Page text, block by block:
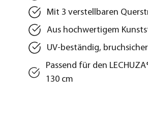
Mit 3 verstellbaren
Aus hochwertigem
UV-beständig,
Passend für den
130 cm